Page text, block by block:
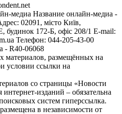
медиа Название онлайн-медиа -
02091, місто Київ,
172-Б, офіс 208/1 E-mail:
Телефон: 044-205-43-00
- R40-06068
материалов, размещённых на
условии ссылки на
со страницы «Новости
изданий – обязательна
систем гиперссылка.
в независимости от